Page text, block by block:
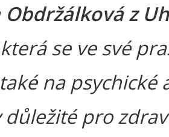
z
se ve své
na psychické
pro